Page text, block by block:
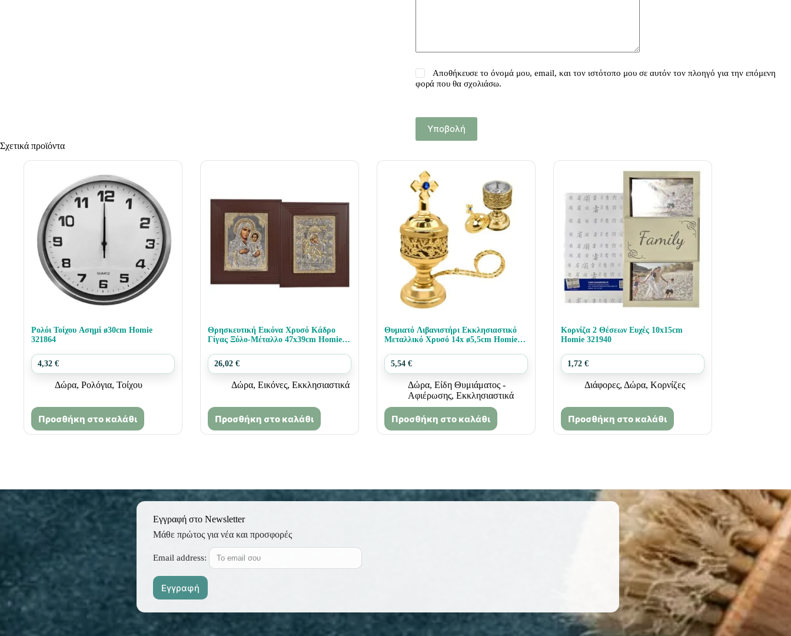
Αποθήκευσε το όνομά μου, email, και τον ιστότοπο μου σε αυτόν τον πλοηγό για την επόμενη
φορά που θα σχολιάσω.
Υποβολή
Σχετικά προϊόντα
Ρολόι Τοίχου Ασημί ø30cm Homie
321864
4,32 €
Δώρα, Ρολόγια, Τοίχου
Προσθήκη στο καλάθι
Θρησκευτική Εικόνα Χρυσό Κάδρο
Γίγας Ξύλο-Μέταλλο 47x39cm Homie
26,02 €
Δώρα, Εικόνες, Εκκλησιαστικά
Προσθήκη στο καλάθι
Θυμιατό Λιβανιστήρι Εκκλησιαστικό
Μεταλλικό Χρυσό 14x ø5,5cm Homie
5,54 €
Δώρα, Είδη Θυμιάματος -
Αφιέρωσης, Εκκλησιαστικά
Προσθήκη στο καλάθι
Κορνίζα 2 Θέσεων Ευχές 10x15cm
Homie 321940
1,72 €
Διάφορες, Δώρα, Κορνίζες
Προσθήκη στο καλάθι
Εγγραφή στο Newsletter
Μάθε πρώτος για νέα και προσφορές
Email address: